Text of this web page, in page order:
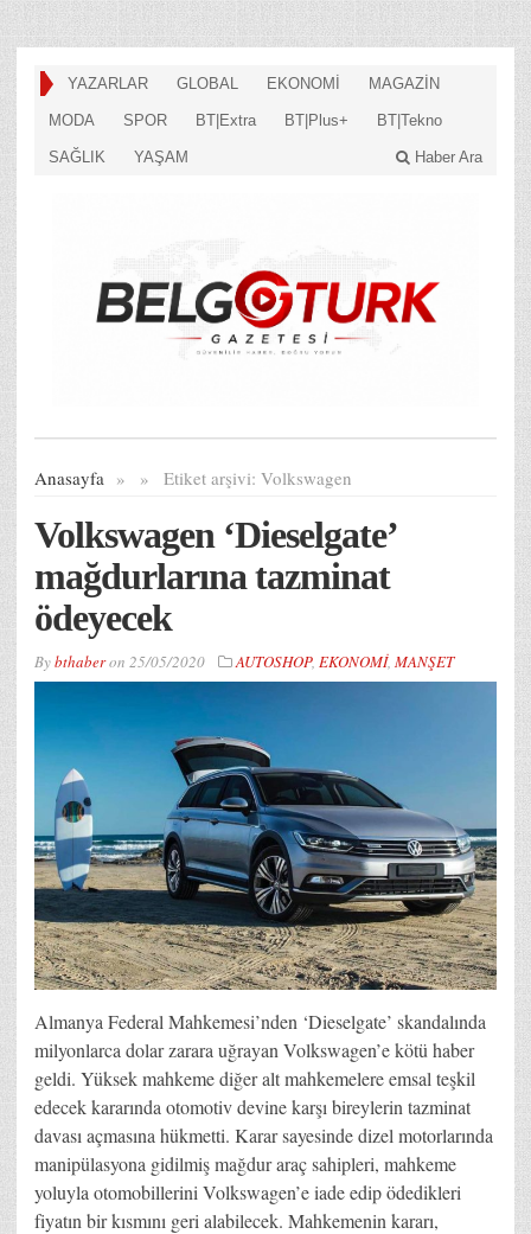
YAZARLAR GLOBAL EKONOMİ MAGAZİN
MODA SPOR BT|Extra BT|Plus+ BT|Tekno
SAĞLIK YAŞAM Haber Ara
Anasayfa » Etiket arşivi:
» Volkswagen
Volkswagen ‘Dieselgate’
mağdurlarına tazminat
ödeyecek
Bybthaberon 25/05/2020 AUTOSHOP, EKONOMİ, MANŞET
Almanya Federal Mahkemesi’nden ‘Dieselgate’ skandalında
milyonlarca dolar zarara uğrayan Volkswagen’e kötü haber
geldi. Yüksek mahkeme diğer alt mahkemelere emsal teşkil
edecek kararında otomotiv devine karşı bireylerin tazminat
davası açmasına hükmetti. Karar sayesinde dizel motorlarında
manipülasyona gidilmiş mağdur araç sahipleri, mahkeme
yoluyla otomobillerini Volkswagen’e iade edip ödedikleri
fiyatın bir kısmını geri alabilecek. Mahkemenin kararı,